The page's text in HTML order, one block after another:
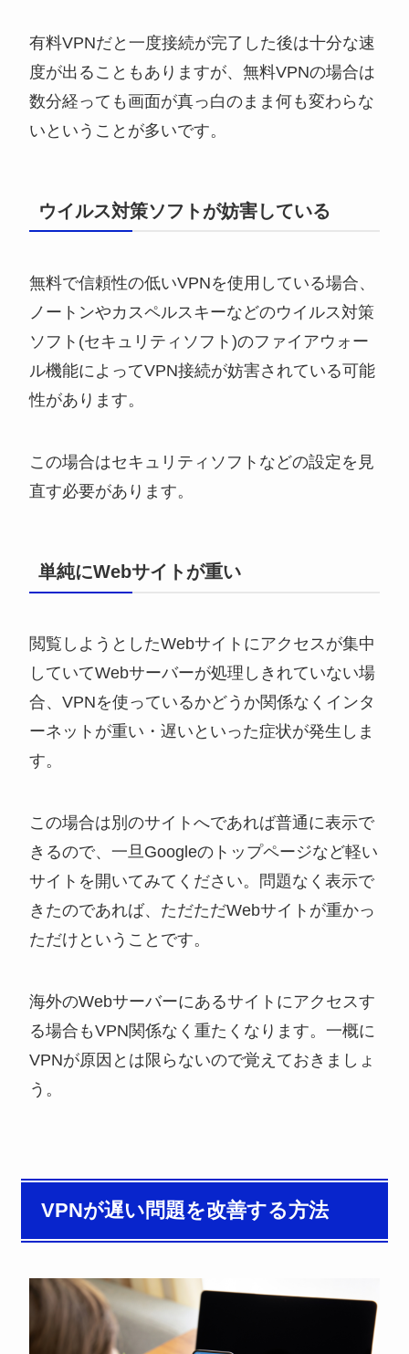
有料VPNだと一度接続が完了した後は十分な速
度が出ることもありますが、無料VPNの場合は
数分経っても画面が真っ白のまま何も変わらな
いということが多いです。
ウイルス対策ソフトが妨害している
無料で信頼性の低いVPNを使用している場合、
ノートンやカスペルスキーなどのウイルス対策
ソフト(セキュリティソフト)のファイアウォー
ル機能によってVPN接続が妨害されている可能
性があります。
この場合はセキュリティソフトなどの設定を見
直す必要があります。
単純にWebサイトが重い
閲覧しようとしたWebサイトにアクセスが集中
していてWebサーバーが処理しきれていない場
合、VPNを使っているかどうか関係なくインタ
ーネットが重い・遅いといった症状が発生しま
す。
この場合は別のサイトへであれば普通に表示で
きるので、一旦Googleのトップページなど軽い
サイトを開いてみてください。問題なく表示で
きたのであれば、ただただWebサイトが重かっ
ただけということです。
海外のWebサーバーにあるサイトにアクセスす
る場合もVPN関係なく重たくなります。一概に
VPNが原因とは限らないので覚えておきましょ
う。
VPNが遅い問題を改善する方法